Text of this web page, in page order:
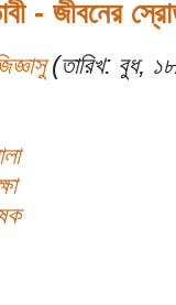
- জীবনের
(তারিখ: বুধ,